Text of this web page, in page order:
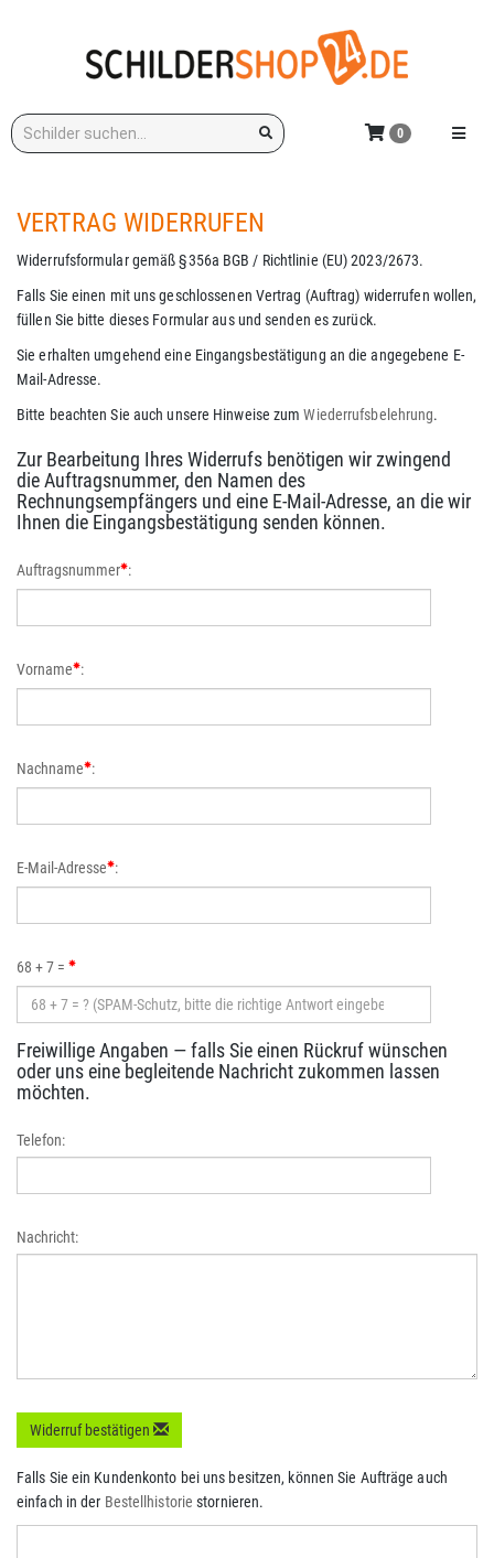
Stichwort: Menü
0
VERTRAG WIDERRUFEN
Widerrufsformular gemäß §356a BGB / Richtlinie (EU) 2023/2673.
Falls Sie einen mit uns geschlossenen Vertrag (Auftrag) widerrufen wollen,
füllen Sie bitte dieses Formular aus und senden es zurück.
Sie erhalten umgehend eine Eingangsbestätigung an die angegebene E-
Mail-Adresse.
Bitte beachten Sie auch unsere Hinweise zumWiederrufsbelehrung.
Zur Bearbeitung Ihres Widerrufs benötigen wir zwingend
die Auftragsnummer, den Namen des
Rechnungsempfängers und eine E-Mail-Adresse, an die wir
Ihnen die Eingangsbestätigung senden können.
Auftragsnummer :
Vorname :
Nachname :
E­-Mail­-Adresse :
68 + 7 =
Freiwillige Angaben — falls Sie einen Rückruf wünschen
oder uns eine begleitende Nachricht zukommen lassen
möchten.
Telefon:
Nachricht:
Widerruf bestätigen
Falls Sie ein Kundenkonto bei uns besitzen, können Sie Aufträge auch
einfach in der Bestellhistorie stornieren.